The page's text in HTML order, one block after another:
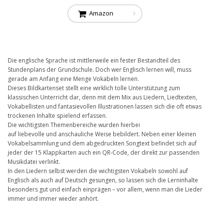
Amazon
Die englische Sprache ist mittlerweile ein fester Bestandteil des
Stundenplans der Grundschule. Doch wer Englisch lernen will, muss
gerade am Anfang eine Menge Vokabeln lernen.
Dieses Bildkartenset stellt eine wirklich tolle Unterstützung zum
klassischen Unterricht dar, denn mit dem Mix aus Liedern, Liedtexten,
Vokabellisten und fantasievollen Illustrationen lassen sich die oft etwas
trockenen Inhalte spielend erfassen.
Die wichtigsten Themenbereiche wurden hierbei
auf liebevolle und anschauliche Weise bebildert. Neben einer kleinen
Vokabelsammlung und dem abgedruckten Songtext befindet sich auf
jeder der 15 Klappkarten auch ein QR-Code, der direkt zur passenden
Musikdatei verlinkt.
In den Liedern selbst werden die wichtigsten Vokabeln sowohl auf
Englisch als auch auf Deutsch gesungen, so lassen sich die Lerninhalte
besonders gut und einfach einprägen – vor allem, wenn man die Lieder
immer und immer wieder anhört.